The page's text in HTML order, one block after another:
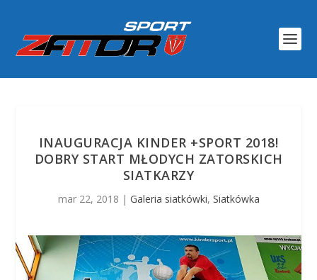
INAUGURACJA KINDER +SPORT 2018!
DOBRY START MŁODYCH ZATORSKICH
SIATKARZY
mar 22, 2018 | Galeria siatkówki, Siatkówka